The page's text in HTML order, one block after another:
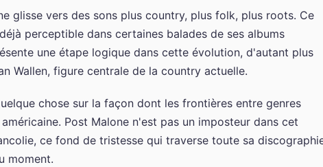
glisse vers des sons plus country, plus folk, plus roots. Ce
perceptible dans certaines balades de ses albums
une étape logique dans cette évolution, d'autant plus
Wallen, figure centrale de la country actuelle.
chose sur la façon dont les frontières entre genres
Post Malone n'est pas un imposteur dans cet
ce fond de tristesse qui traverse toute sa
moment.